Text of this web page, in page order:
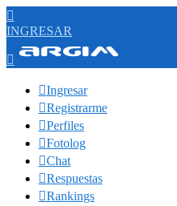

INGRESAR

Ingresar
Registrarme
Perfiles
Fotolog
Chat
Respuestas
Rankings